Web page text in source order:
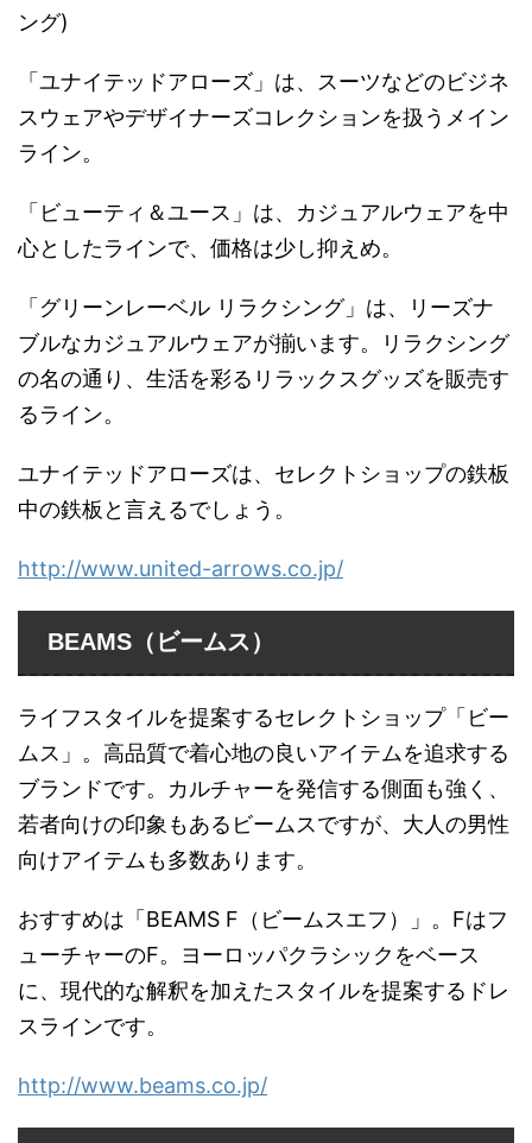
ング)
「ユナイテッドアローズ」は、スーツなどのビジネ
スウェアやデザイナーズコレクションを扱うメイン
ライン。
「ビューティ＆ユース」は、カジュアルウェアを中
心としたラインで、価格は少し抑えめ。
「グリーンレーベル リラクシング」は、リーズナ
ブルなカジュアルウェアが揃います。リラクシング
の名の通り、生活を彩るリラックスグッズを販売す
るライン。
ユナイテッドアローズは、セレクトショップの鉄板
中の鉄板と言えるでしょう。
http://www.united-arrows.co.jp/
BEAMS（ビームス）
ライフスタイルを提案するセレクトショップ「ビー
ムス」。高品質で着心地の良いアイテムを追求する
ブランドです。カルチャーを発信する側面も強く、
若者向けの印象もあるビームスですが、大人の男性
向けアイテムも多数あります。
おすすめは「BEAMS F（ビームスエフ）」。Fはフ
ューチャーのF。ヨーロッパクラシックをベース
に、現代的な解釈を加えたスタイルを提案するドレ
スラインです。
http://www.beams.co.jp/